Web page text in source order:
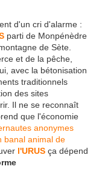
d'un cri d'alarme :
parti de Monpénèdre
de Sète.
et de la pêche,
avec la bétonisation
traditionnels
des sites
Il ne se reconnaît
que l'économie
anonymes
banal animal de
l'URUS ça dépend